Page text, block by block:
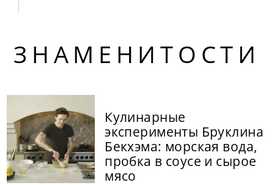
ЗНАМЕНИТОСТИ
Кулинарные
эксперименты Бруклина
Бекхэма: морская вода,
пробка в соусе и сырое
мясо